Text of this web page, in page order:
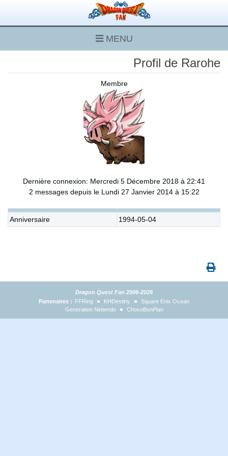
MENU
Profil de Rarohe
Membre
Dernière connexion: Mercredi 5 Décembre 2018 à 22:41
2 messages depuis le Lundi 27 Janvier 2014 à 15:22
Anniversaire 1994-05-04
Dragon Quest Fan 2006-2026
Partenaires : FFRing KHDestiny
Square Enix Ocean
Generation Nintendo
ChocoBonPlan